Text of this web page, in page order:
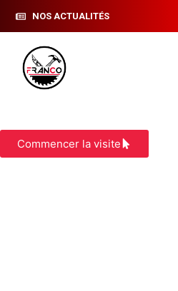
NOS ACTUALITÉS
Commencer la visite